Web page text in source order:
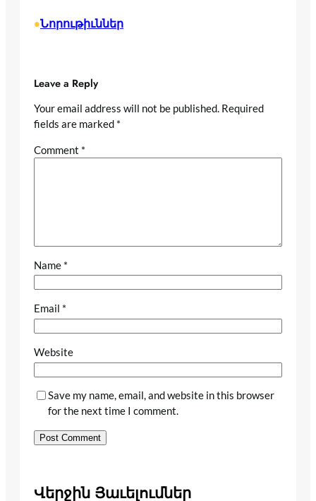
•Նորութիւններ
Leave a Reply
Your email address will not be published. Required
fields are marked *
Comment *
Name *
Email *
Website
Save my name, email, and website in this browser
for the next time I comment.
Վերջին Յաւելումներ